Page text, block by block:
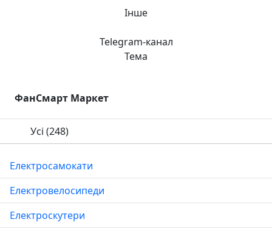
Інше
Telegram-канал
Тема
ФанСмарт Маркет
Усі (248)
Електросамокати
Електровелосипеди
Електроскутери